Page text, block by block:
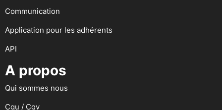
Communication
Application pour les adhérents
API
A propos
Qui sommes nous
Cgu / Cgv